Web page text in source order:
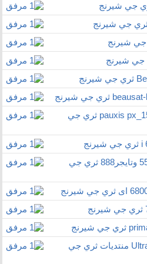
فلاشة جهازسوفت و اللودر _pauxis px_150 ثري جي
فلاشة جهازشبرال 9999دريم 555 وتايجر888 ثري جي
فلاشة الجهاز **** Ultra_W25Q128 منتديات ثري جي